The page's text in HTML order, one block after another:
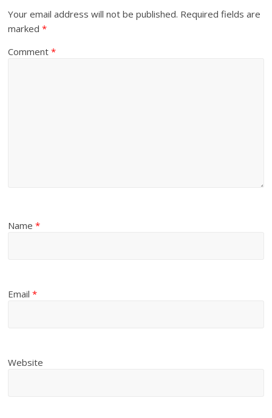
Your email address will not be published. Required fields are
marked*
Comment*
Name*
Email*
Website